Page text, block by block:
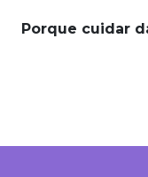
Porque cuidar